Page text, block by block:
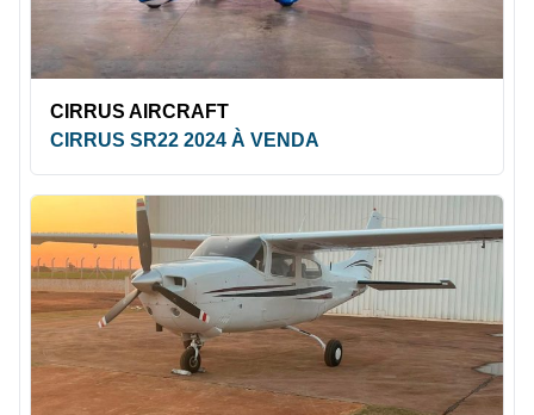
CIRRUS AIRCRAFT
CIRRUS SR22 2024 À VENDA